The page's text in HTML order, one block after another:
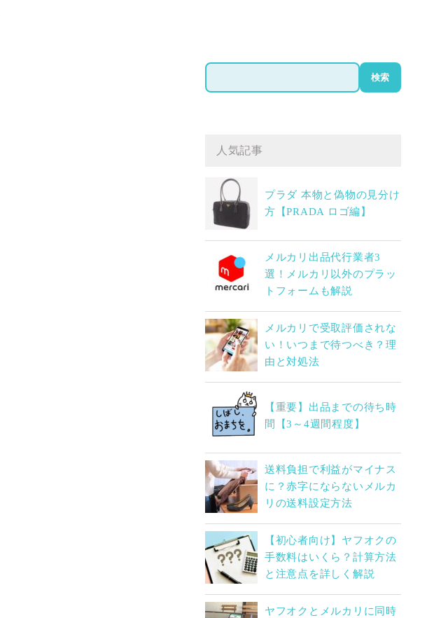
検
索
検索
人気記事
プラダ 本物と偽物の見分け
方【PRADA ロゴ編】
メルカリ出品代行業者3
選！メルカリ以外のプラッ
トフォームも解説
メルカリで受取評価されな
い！いつまで待つべき？理
由と対処法
【重要】出品までの待ち時
間【3～4週間程度】
送料負担で利益がマイナス
に？赤字にならないメルカ
リの送料設定方法
【初心者向け】ヤフオクの
手数料はいくら？計算方法
と注意点を詳しく解説
ヤフオクとメルカリに同時